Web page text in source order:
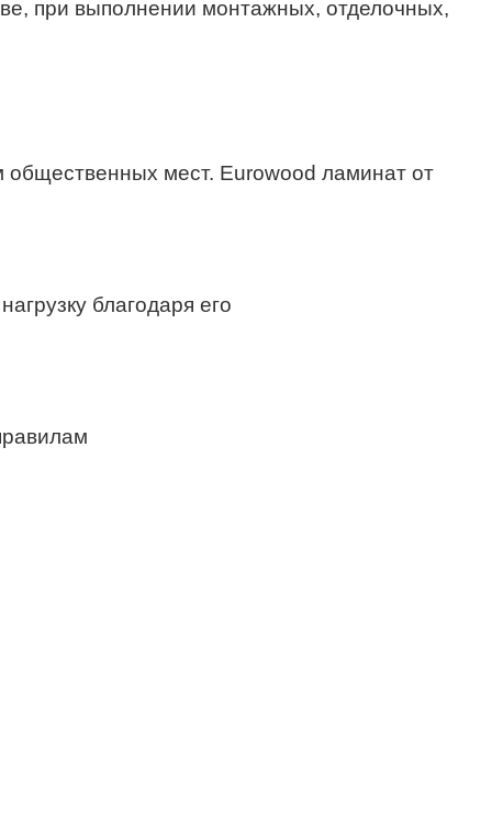
при выполнении монтажных, отделочных,
общественных мест. Eurowood ламинат от
благодаря его